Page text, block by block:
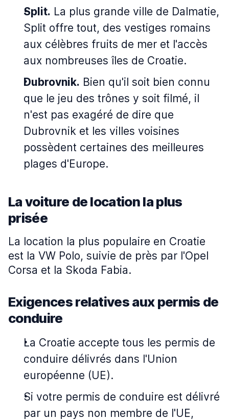
Split. La plus grande ville de Dalmatie,
Split offre tout, des vestiges romains
aux célèbres fruits de mer et l'accès
aux nombreuses îles de Croatie.
Dubrovnik. Bien qu'il soit bien connu
que le jeu des trônes y soit filmé, il
n'est pas exagéré de dire que
Dubrovnik et les villes voisines
possèdent certaines des meilleures
plages d'Europe.
La voiture de location la plus
prisée
La location la plus populaire en Croatie
est la VW Polo, suivie de près par l'Opel
Corsa et la Skoda Fabia.
Exigences relatives aux permis de
conduire
La Croatie accepte tous les permis de
conduire délivrés dans l'Union
européenne (UE).
Si votre permis de conduire est délivré
par un pays non membre de l'UE,